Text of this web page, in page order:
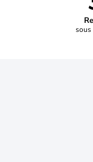
sous